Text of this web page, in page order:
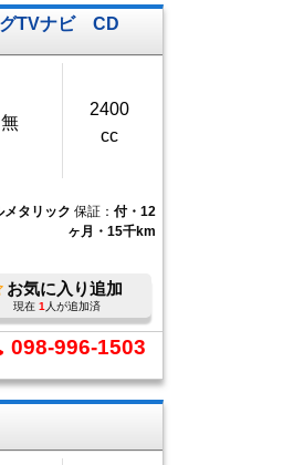
TVナビ CD
無
2400
cc
メタリック 保証： 付・12
ヶ月・15千km
お気に入り追加
現在 1 人が追加済
098-996-1503